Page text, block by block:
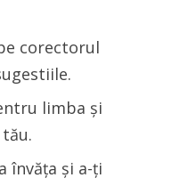
corectorul
limba și
învăța și a-ți